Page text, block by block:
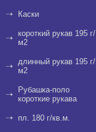
Каски
короткий рукав 195 г/
м2
длинный рукав 195 г/
м2
Рубашка-поло
короткие рукава
пл. 180 г/кв.м.